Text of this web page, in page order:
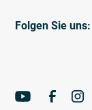
Folgen Sie uns: